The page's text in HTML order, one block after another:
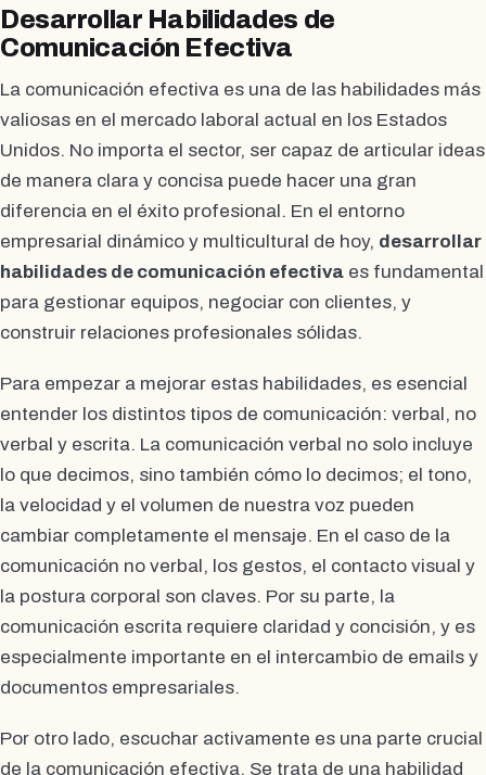
Desarrollar Habilidades de
Comunicación Efectiva
La comunicación efectiva es una de las habilidades más
valiosas en el mercado laboral actual en los Estados
Unidos. No importa el sector, ser capaz de articular ideas
de manera clara y concisa puede hacer una gran
diferencia en el éxito profesional. En el entorno
empresarial dinámico y multicultural de hoy, desarrollar
habilidades de comunicación efectiva es fundamental
para gestionar equipos, negociar con clientes, y
construir relaciones profesionales sólidas.
Para empezar a mejorar estas habilidades, es esencial
entender los distintos tipos de comunicación: verbal, no
verbal y escrita. La comunicación verbal no solo incluye
lo que decimos, sino también cómo lo decimos; el tono,
la velocidad y el volumen de nuestra voz pueden
cambiar completamente el mensaje. En el caso de la
comunicación no verbal, los gestos, el contacto visual y
la postura corporal son claves. Por su parte, la
comunicación escrita requiere claridad y concisión, y es
especialmente importante en el intercambio de emails y
documentos empresariales.
Por otro lado, escuchar activamente es una parte crucial
de la comunicación efectiva. Se trata de una habilidad